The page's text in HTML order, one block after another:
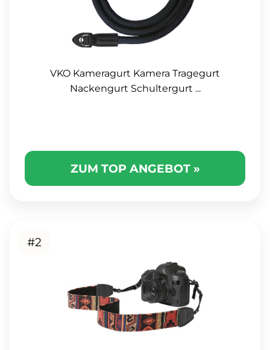
VKO Kameragurt Kamera Tragegurt
Nackengurt Schultergurt ...
ZUM TOP ANGEBOT »
#2